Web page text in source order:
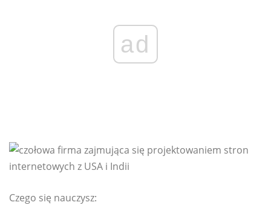
ad
Czego się nauczysz: